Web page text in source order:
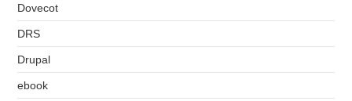
Dovecot
DRS
Drupal
ebook